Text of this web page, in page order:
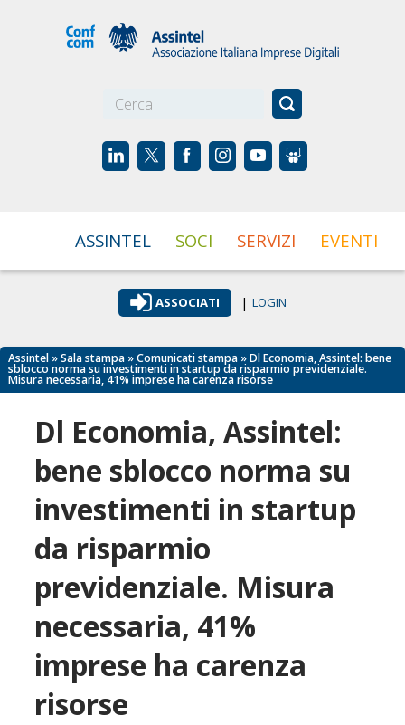
ASSINTEL SOCI SERVIZI EVENTI
ASSOCIATI | LOGIN
Assintel »Sala stampa »Comunicati stampa » Dl Economia, Assintel: bene
sblocco norma su investimenti in startup da risparmio previdenziale.
Misura necessaria, 41% imprese ha carenza risorse
Dl Economia, Assintel:
bene sblocco norma su
investimenti in startup
da risparmio
previdenziale. Misura
necessaria, 41%
imprese ha carenza
risorse